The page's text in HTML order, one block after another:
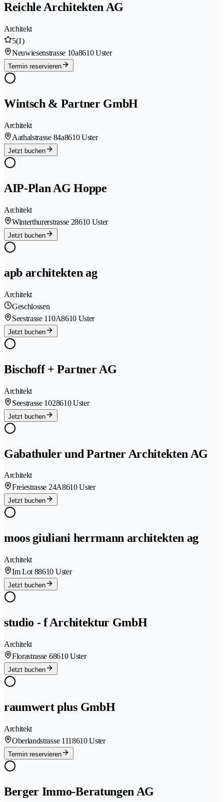
Reichle Architekten AG
Architekt
5(1)
Neuwiesenstrasse 10a8610 Uster
Termin reservieren
Wintsch & Partner GmbH
Architekt
Aathalstrasse 84a8610 Uster
Jetzt buchen
AIP-Plan AG Hoppe
Architekt
Winterthurerstrasse 28610 Uster
Jetzt buchen
apb architekten ag
Architekt
Geschlossen
Seestrasse 110A8610 Uster
Jetzt buchen
Bischoff + Partner AG
Architekt
Seestrasse 1028610 Uster
Jetzt buchen
Gabathuler und Partner Architekten AG
Architekt
Freiestrasse 24A8610 Uster
Jetzt buchen
moos giuliani herrmann architekten ag
Architekt
Im Lot 88610 Uster
Jetzt buchen
studio - f Architektur GmbH
Architekt
Florastrasse 68610 Uster
Jetzt buchen
raumwert plus GmbH
Architekt
Oberlandstrasse 1118610 Uster
Termin reservieren
Berger Immo-Beratungen AG